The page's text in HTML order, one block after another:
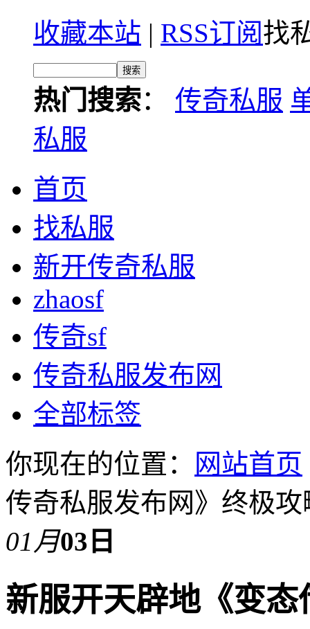
收藏本站 | RSS订阅找
热门搜索： 传奇私服
私服
首页
找私服
新开传奇私服
zhaosf
传奇sf
传奇私服发布网
全部标签
你现在的位置：
网站首页
传奇私服发布网》终极
01月03日
新服开天辟地《变